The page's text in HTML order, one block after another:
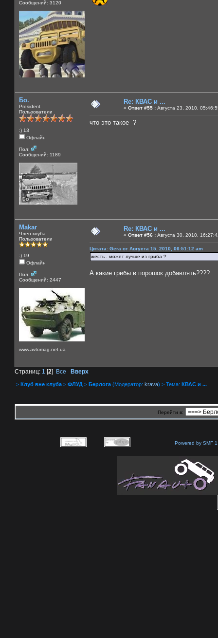
Сообщений: 3120
Бо.
President
Пользователи
:) 13
Офлайн
Пол:
Сообщений: 1189
Re: КВАС и ...
« Ответ #55 : Августа 23, 2010,
что это такое ?
Makar
Член клуба
Пользователи
:) 19
Офлайн
Пол:
Сообщений: 2447
www.avtomag.net.ua
Re: КВАС и ...
« Ответ #56 : Августа 30, 2010,
Цитата: Gera от Августа 15, 2010, 06:51:12 am
жесть . может лучше из гриба ?
А какие грибы в порошок добавлять????
Страниц: 1 [2] Все Вверх
> Клуб вне клуба > ФЛУД > Берлога (Модератор: krava) > Тема: КВАС и ...
Перейти в:
Powered by SMF